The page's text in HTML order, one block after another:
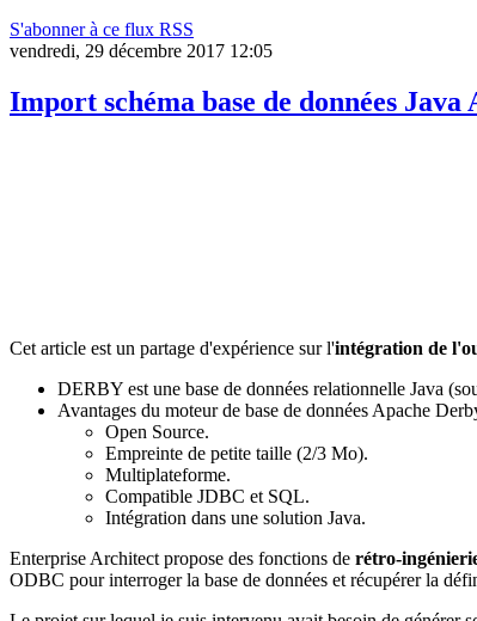
S'abonner à ce flux RSS
vendredi, 29 décembre 2017 12:05
Import schéma base de données
Cet article est un partage d'expérience sur l'intégration de
DERBY est une base de données relationnelle Java
Avantages du moteur de base de données Apache
Open Source.
Empreinte de petite taille (2/3 Mo).
Multiplateforme.
Compatible JDBC et SQL.
Intégration dans une solution Java.
Enterprise Architect propose des fonctions de rétro-
ODBC pour interroger la base de données et récupérer la